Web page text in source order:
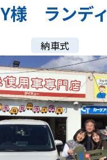
Y様 ランディ
納車式